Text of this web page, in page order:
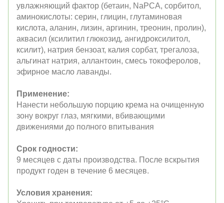
увлажняющий фактор (бетаин, NaPCA, сорбитол,
аминокислоты: серин, глицин, глутаминовая
кислота, аланин, лизин, аргинин, треонин, пролин),
аквасил (ксилитил глюкозид, ангидроксилитол,
ксилит), натрия бензоат, калия сорбат, трегалоза,
альгинат натрия, аллантоин, смесь токоферолов,
эфирное масло лаванды.
Применение:
Нанести небольшую порцию крема на очищенную
зону вокруг глаз, мягкими, вбивающими
движениями до полного впитывания
Срок годности:
9 месяцев с даты производства. После вскрытия
продукт годен в течение 6 месяцев.
Условия хранения: